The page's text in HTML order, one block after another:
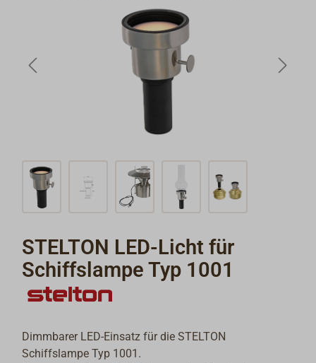
STELTON LED-Licht für
Schiffslampe Typ 1001
Dimmbarer LED-Einsatz für die STELTON
Schiffslampe Typ 1001.